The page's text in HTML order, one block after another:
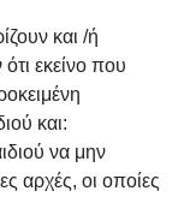
και /ή
εκείνο που
και:
να μην
αρχές, οι οποίες